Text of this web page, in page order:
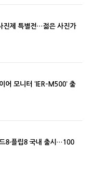
진제 특별전…젊은 사진가
어 모니터 ‘IER-M500’ 출
8·플립8 국내 출시…100